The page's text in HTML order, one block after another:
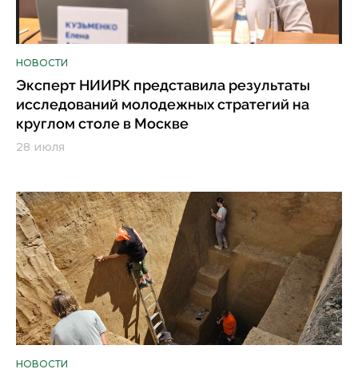
НОВОСТИ
Эксперт НИИРК представила результаты
исследований молодежных стратегий на
круглом столе в Москве
28 июля
НОВОСТИ